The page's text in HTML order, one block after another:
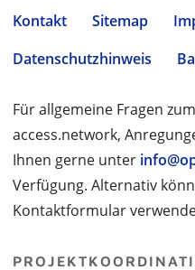
Kontakt Sitemap
Datenschutzhinweis
Für allgemeine Fragen
access.network,
Ihnen gerne unter
Verfügung. Alternativ
Kontaktformular